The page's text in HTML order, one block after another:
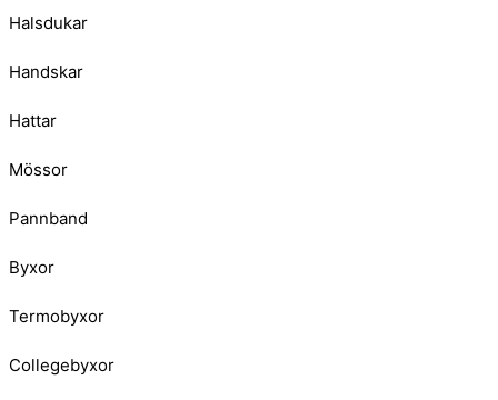
Halsdukar
Handskar
Hattar
Mössor
Pannband
Byxor
Termobyxor
Collegebyxor